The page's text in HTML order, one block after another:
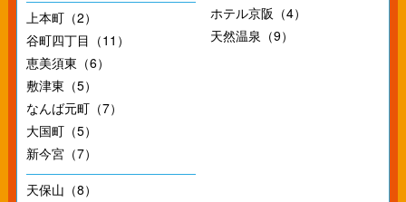
上本町（2）
谷町四丁目（11）
恵美須東（6）
敷津東（5）
なんば元町（7）
大国町（5）
新今宮（7）
天保山（8）
ホテル京阪（4）
天然温泉（9）